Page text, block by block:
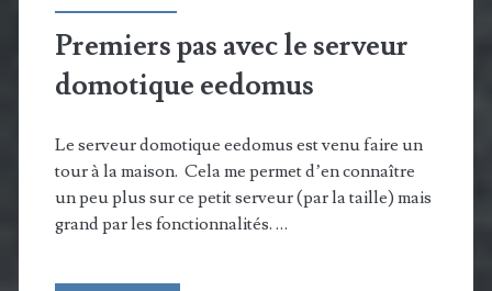
Premiers pas avec le serveur
domotique eedomus
Le serveur domotique eedomus est venu faire un
tour à la maison. Cela me permet d’en connaître
un peu plus sur ce petit serveur (par la taille) mais
grand par les fonctionnalités. …